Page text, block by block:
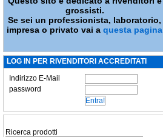
grossisti.
Se sei un professionista, laboratorio,
impresa o privato vai aquesta pagina
LOG IN PER RIVENDITORI ACCREDITATI
Indirizzo E-Mail
password
Ricerca prodotti